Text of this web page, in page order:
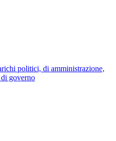
politici, di amministrazione,
governo